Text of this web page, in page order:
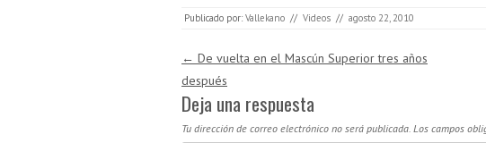
Publicado por: Vallekano // Videos // agosto 22, 2010
Navegación de entradas
← De vuelta en el Mascún Superior tres años
después
Deja una respuesta
Tu dirección de correo electrónico no será publicada. Los campos